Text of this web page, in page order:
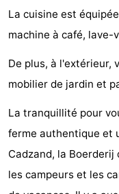
Nieuwvliet-
Bad
Meulinge
EuroParcs
Cadzand
-
Hoogduin
-
Noordzee
Résidence
Cadzand-
-
Resort
Nieuwvliet-
-
Schoneveld
-
La cuisine est
machine à café, lave-
De plus, à l'extérieur,
mobilier de jardin et
La tranquillité pour
ferme authentique et
Cadzand, la Boerderij
les campeurs et les